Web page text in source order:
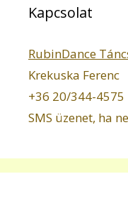
Kapcsolat
RubinDance
Krekuska Ferenc
+36 20/344-4575
SMS üzenet, ha